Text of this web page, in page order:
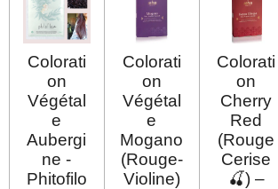
Colorati
on
Végétal
e
Aubergi
ne -
Phitofilo
Colorati
on
Végétal
e
Mogano
(Rouge-
Violine)
Colorati
on
Cherry
Red
(Rouge
Cerise
🍒) –